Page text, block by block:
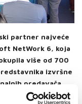
partner najveće
NetWork 6, koja
više od 700
izvršne
predavača.
potvrđuje